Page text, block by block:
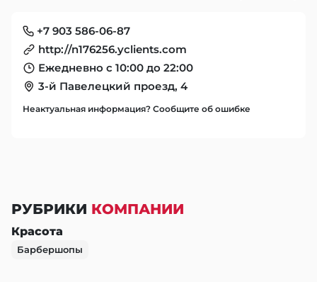
+7 903 586-06-87
http://n176256.yclients.com
Ежедневно с 10:00 до 22:00
3-й Павелецкий проезд, 4
Неактуальная информация? Сообщите об ошибке
РУБРИКИ КОМПАНИИ
Красота
Барбершопы